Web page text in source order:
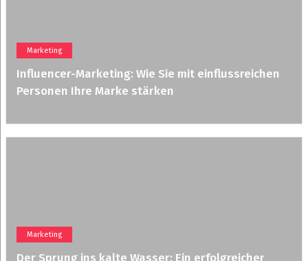
Marketing
Influencer-Marketing: Wie Sie mit einflussreichen
Personen Ihre Marke stärken
Marketing
Der Sprung ins kalte Wasser: Ein erfolgreicher